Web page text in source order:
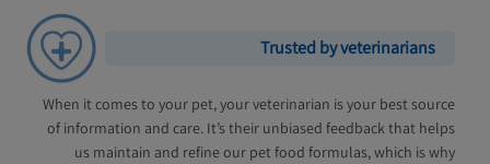
Trusted by veterinarians
When it comes to your pet, your veterinarian is your best source
of information and care. It’s their unbiased feedback that helps
us maintain and refine our pet food formulas, which is why